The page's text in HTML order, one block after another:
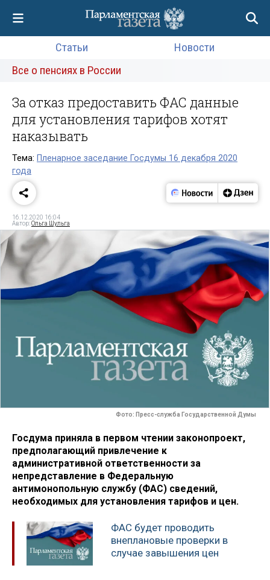
Статьи
Новости
Все о пенсиях в России
За отказ предоставить ФАС данные
для установления тарифов хотят
наказывать
Тема: Пленарное заседание Госдумы 16 декабря 2020
года
16.12.2020 16:04
Автор:Ольга Шульга
Фото: Пресс-служба Государственной Думы
Госдума приняла в первом чтении законопроект,
предполагающий привлечение к
административной ответственности за
непредставление в Федеральную
антимонопольную службу (ФАС) сведений,
необходимых для установления тарифов и цен.
ФАС будет проводить
внеплановые проверки в
случае завышения цен